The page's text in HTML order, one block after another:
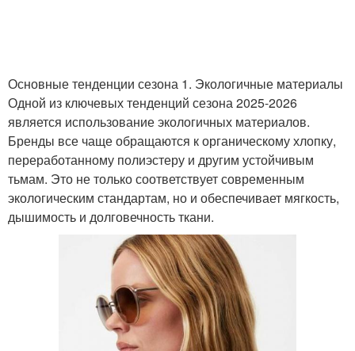
Основные тенденции сезона 1. Экологичные материалы
Одной из ключевых тенденций сезона 2025-2026
является использование экологичных материалов.
Бренды все чаще обращаются к органическому хлопку,
переработанному полиэстеру и другим устойчивым
тьмам. Это не только соответствует современным
экологическим стандартам, но и обеспечивает мягкость,
дышимость и долговечность ткани.